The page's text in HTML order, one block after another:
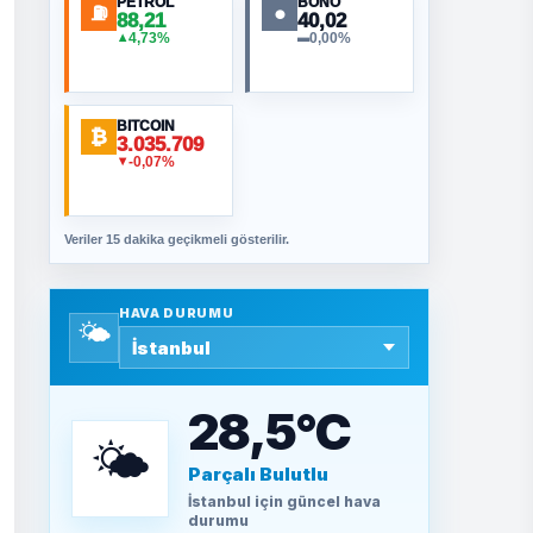
NURETTIN BÖLÜK
Şura suresi 10. Ayet
Fahişeye beyinli bir
SAVAŞ ŞAHİN
bulunamadı
SEYFULLAH ÇİÇEK
yolun taşları nasıl
döşendi?
TEOMAN ALPASLAN
Kütahya-Eskişehir
⛽ 88,21
▲4,73%
● 40,02
▬0,00%
₿ BITCOIN
3.035.709
▼-0,07%
Veriler 15 dakika geçikmeli gösterilir.
🌤️
HAVA DURUMU
🌤️ 28,5°C
Parçalı Bulutlu
İstanbul için güncel hava
durumu